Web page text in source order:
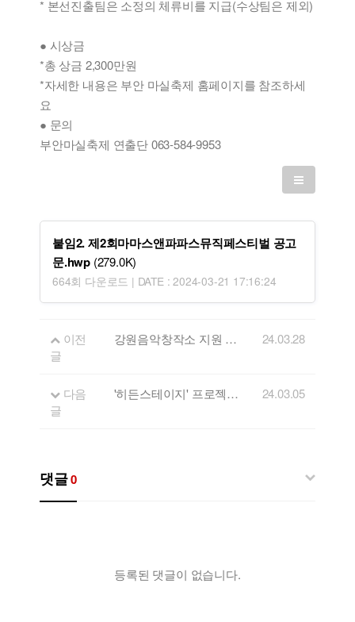
* 본선진출팀은 소정의 체류비를 지급(수상팀은 제외)
● 시상금
*총 상금 2,300만원
*자세한 내용은 부안 마실축제 홈페이지를 참조하세
요
● 문의
부안마실축제 연출단 063-584-9953
붙임2. 제2회마마스앤파파스뮤직페스티벌 공고
문.hwp (279.0K)
664회 다운로드 | DATE : 2024-03-21 17:16:24
이전
글
강원음악창작소 지원 아티스트 POOL 업데이트 설문 (지원 안 받으신 밴드도 설문 부탁드립니다) 24.03.28
다음
글
'히든스테이지' 프로젝트 - 싱어송라이터 경연대회 (총상금 1,500만원) 24.03.05
댓글0
등록된 댓글이 없습니다.